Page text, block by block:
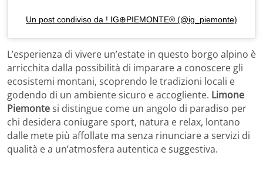
Un post condiviso da ! IG⊕PIEMONTE® (@ig_piemonte)
L’esperienza di vivere un’estate in questo borgo alpino è
arricchita dalla possibilità di imparare a conoscere gli
ecosistemi montani, scoprendo le tradizioni locali e
godendo di un ambiente sicuro e accogliente. Limone
Piemontesi distingue come un angolo di paradiso per
chi desidera coniugare sport, natura e relax, lontano
dalle mete più affollate ma senza rinunciare a servizi di
qualità e a un’atmosfera autentica e suggestiva.